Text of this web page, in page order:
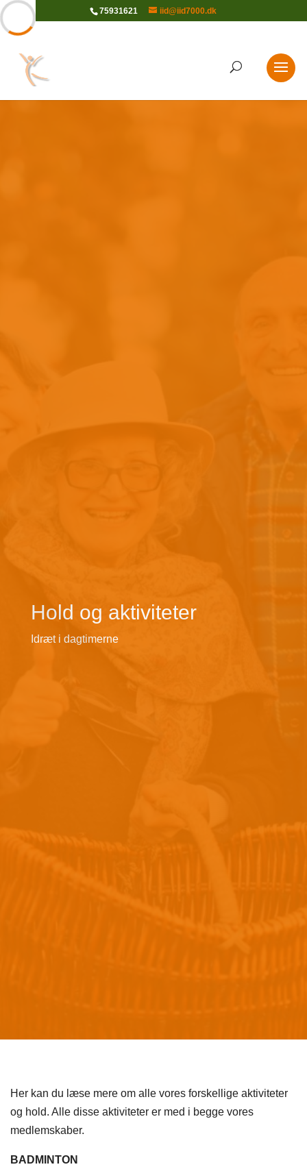
75931621 iid@iid7000.dk
Hold og aktiviteter
Idræt i dagtimerne
Her kan du læse mere om alle vores forskellige aktiviteter
og hold. Alle disse aktiviteter er med i begge vores
medlemskaber.
BADMINTON